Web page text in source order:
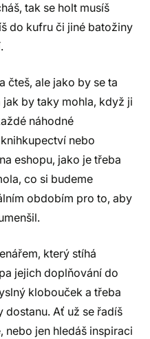
tak se holt musíš
do kufru či jiné batožiny
čteš, ale jako by se ta
by taky mohla, když ji
náhodné
nebo
eshopu, jako je třeba
co si budeme
obdobím pro to, aby
který stíhá
jejich doplňování do
klobouček a třeba
dostanu. Ať už se řadíš
nebo jen hledáš inspiraci